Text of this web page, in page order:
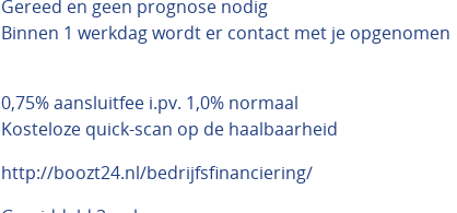
Gereed en geen prognose nodig
Binnen 1 werkdag wordt er contact met je opgenomen
0,75% aansluitfee i.pv. 1,0% normaal
Kosteloze quick-scan op de haalbaarheid
http://boozt24.nl/bedrijfsfinanciering/